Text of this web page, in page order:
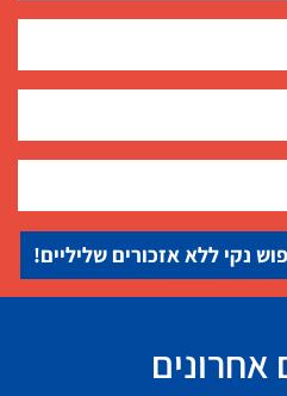
נקי ללא אזכורים שליליים!
אחרונים